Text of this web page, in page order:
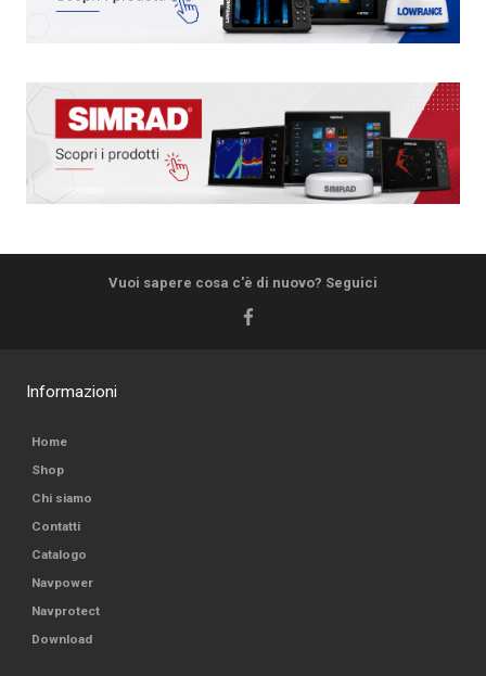
Vuoi sapere cosa c'è di nuovo? Seguici
Informazioni
Home
Shop
Chi siamo
Contatti
Catalogo
Navpower
Navprotect
Download